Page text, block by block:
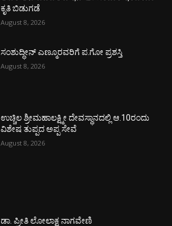
ಕೃತಿ ಬಿಡುಗಡೆ
August 8, 2026
ಸಂಶುದ್ಧೀನ್ ಎಣ್ಮೂರವರಿಗೆ ಪ.ಗೋ ಪ್ರಶಸ್ತಿ
August 8, 2026
ಉಚ್ಚಿಲ ಶ್ರೀಮಹಾಲಕ್ಷ್ಮೀ ದೇವಸ್ಥಾನದಲ್ಲಿ ಆ.10ರಂದು
ವಿಶೇಷ ತುಪ್ಪದ ಅಪ್ಪ ಸೇವೆ
August 8, 2026
ಡಾ. ಪ್ರೀತಿ ಲೋಲಾಕ್ಷ ನಾಗವೇಣಿ